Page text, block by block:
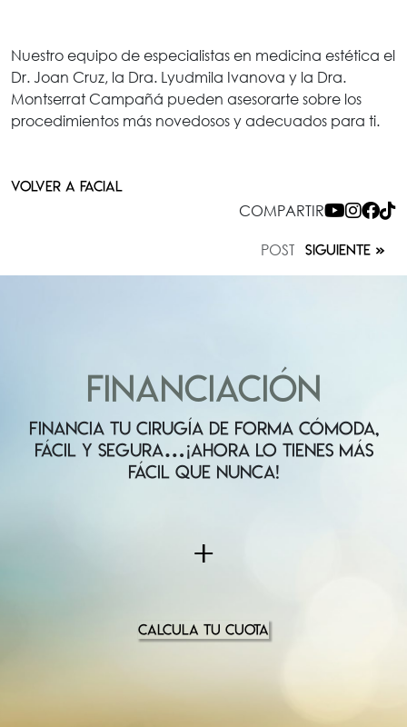
Nuestro equipo de especialistas en medicina estética el
Dr. Joan Cruz, la Dra. Lyudmila Ivanova y la Dra.
Montserrat Campañá pueden asesorarte sobre los
procedimientos más novedosos y adecuados para ti.
VOLVER A FACIAL
COMPARTIR
POST SIGUIENTE
FINANCIACIÓN
FINANCIA TU CIRUGÍA DE FORMA CÓMODA,
FÁCIL Y SEGURA…¡AHORA LO TIENES MÁS
FÁCIL QUE NUNCA!
+
CALCULA TU CUOTA